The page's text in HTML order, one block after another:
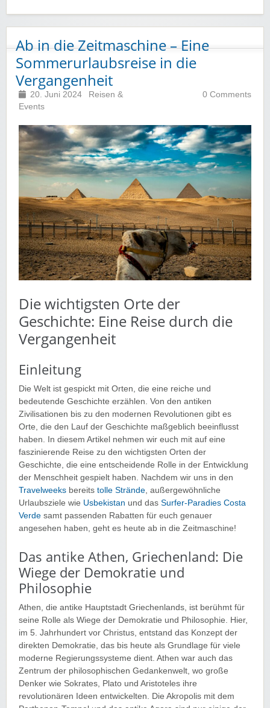
Ab in die Zeitmaschine – Eine
Sommerurlaubsreise in die
Vergangenheit
20. Juni 2024
Reisen &
Events
0 Comments
Die wichtigsten Orte der
Geschichte: Eine Reise durch die
Vergangenheit
Einleitung
Die Welt ist gespickt mit Orten, die eine reiche und
bedeutende Geschichte erzählen. Von den antiken
Zivilisationen bis zu den modernen Revolutionen gibt es
Orte, die den Lauf der Geschichte maßgeblich beeinflusst
haben. In diesem Artikel nehmen wir euch mit auf eine
faszinierende Reise zu den wichtigsten Orten der
Geschichte, die eine entscheidende Rolle in der Entwicklung
der Menschheit gespielt haben. Nachdem wir uns in den
Travelweeks bereits tolle Strände, außergewöhnliche
Urlaubsziele wie Usbekistan und das Surfer-Paradies Costa
Verde samt passenden Rabatten für euch genauer
angesehen haben, geht es heute ab in die Zeitmaschine!
Das antike Athen, Griechenland: Die
Wiege der Demokratie und
Philosophie
Athen, die antike Hauptstadt Griechenlands, ist berühmt für
seine Rolle als Wiege der Demokratie und Philosophie. Hier,
im 5. Jahrhundert vor Christus, entstand das Konzept der
direkten Demokratie, das bis heute als Grundlage für viele
moderne Regierungssysteme dient. Athen war auch das
Zentrum der philosophischen Gedankenwelt, wo große
Denker wie Sokrates, Plato und Aristoteles ihre
revolutionären Ideen entwickelten. Die Akropolis mit dem